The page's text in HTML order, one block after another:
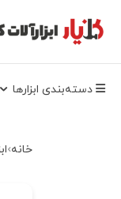
دسته‌‌بندی‌ ابزارها
خانه